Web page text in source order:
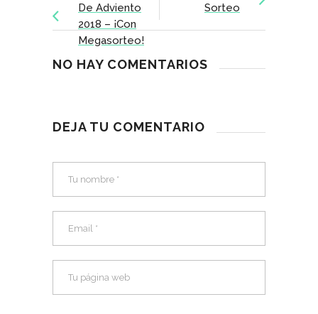
De Adviento
2018 – ¡con
Megasorteo!
Sorteo
NO HAY COMENTARIOS
DEJA TU COMENTARIO